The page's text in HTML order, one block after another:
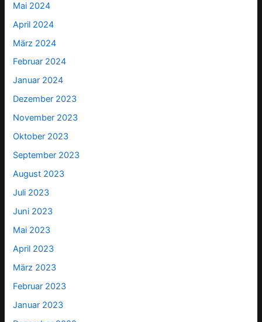
Mai 2024
April 2024
März 2024
Februar 2024
Januar 2024
Dezember 2023
November 2023
Oktober 2023
September 2023
August 2023
Juli 2023
Juni 2023
Mai 2023
April 2023
März 2023
Februar 2023
Januar 2023